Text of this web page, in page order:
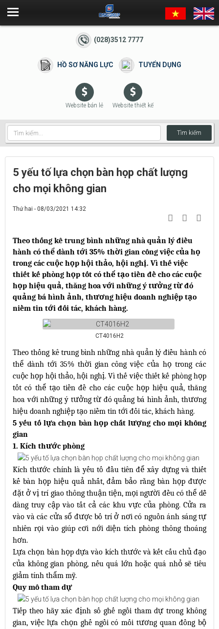
(028)3512 7777
HỒ SƠ NĂNG LỰC TUYỂN DỤNG
Website bán lẻ Website thiết kế
Tìm kiếm
5 yếu tố lựa chọn bàn họp chất lượng
cho mọi không gian
Thứ hai - 08/03/2021 14:32
Theo thống kê trung bình những nhà quản lý điều
hành có thể dành tới 35% thời gian công việc của họ
trong các cuộc họp hội thảo, hội nghị. Vì thế việc
thiết kế phòng họp tốt có thể tạo tiền đề cho các cuộc
họp hiệu quả, thăng hoa với những ý tưởng từ đó
quảng bá hình ảnh, thương hiệu doanh nghiệp tạo
niềm tin tới đối tác, khách hàng.
CT4016H2
Theo thống kê trung bình những nhà quản lý điều hành có
thể dành tới 35% thời gian công việc của họ trong các
cuộc họp hội thảo, hội nghị. Vì thế việc thiết kế phòng họp
tốt có thể tạo tiền đề cho các cuộc họp hiệu quả, thăng
hoa với những ý tưởng từ đó quảng bá hình ảnh, thương
hiệu doanh nghiệp tạo niềm tin tới đối tác, khách hàng.
5 yếu tố lựa chọn bàn họp chất lượng cho mọi không
gian
1. Kích thước phòng
Kích thước chính là yếu tố đầu tiên để xây dựng và thiết
kế bàn họp hiệu quả nhất, đảm bảo rằng bàn họp được
đặt ở vị trí giao thông thuận tiện, mọi người đều có thể dễ
dàng truy cập vào tất cả các khu vực của phòng. Cửa ra
vào và các cửa sổ được bố trí ở nơi có nguồn ánh sáng tự
nhiên rọi vào giúp cơi nới diện tích phòng thông thoáng
hơn.
Lựa chọn bàn họp dựa vào kích thước và kết cấu chủ đạo
của không gian phòng, nếu quá lớn hoặc quá nhỏ sẽ tiêu
giảm tính thẩm mỹ.
Quy mô tham dự
Tiếp theo hãy xác định số ghế ngồi tham dự trong không
gian, việc lựa chọn ghế ngồi có mối tương quan đồng bộ